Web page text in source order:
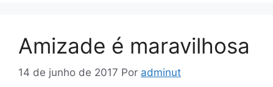
Amizade é maravilhosa
14 de junho de 2017 Por adminut